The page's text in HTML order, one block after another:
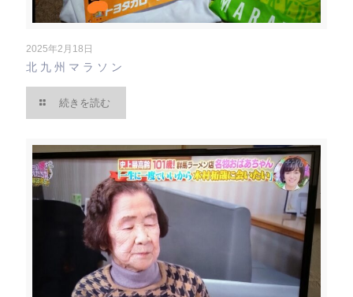
2025年2月18日
北九州マラソン
続きを読む